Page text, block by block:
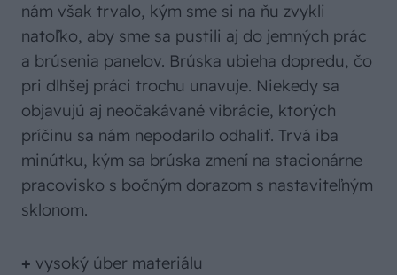
nám však trvalo, kým sme si na ňu zvykli
natoľko, aby sme sa pustili aj do jemných prác
a brúsenia panelov. Brúska ubieha dopredu, čo
pri dlhšej práci trochu unavuje. Niekedy sa
objavujú aj neočakávané vibrácie, ktorých
príčinu sa nám nepodarilo odhaliť. Trvá iba
minútku, kým sa brúska zmení na stacionárne
pracovisko s bočným dorazom s nastaviteľným
sklonom.
+ vysoký úber materiálu